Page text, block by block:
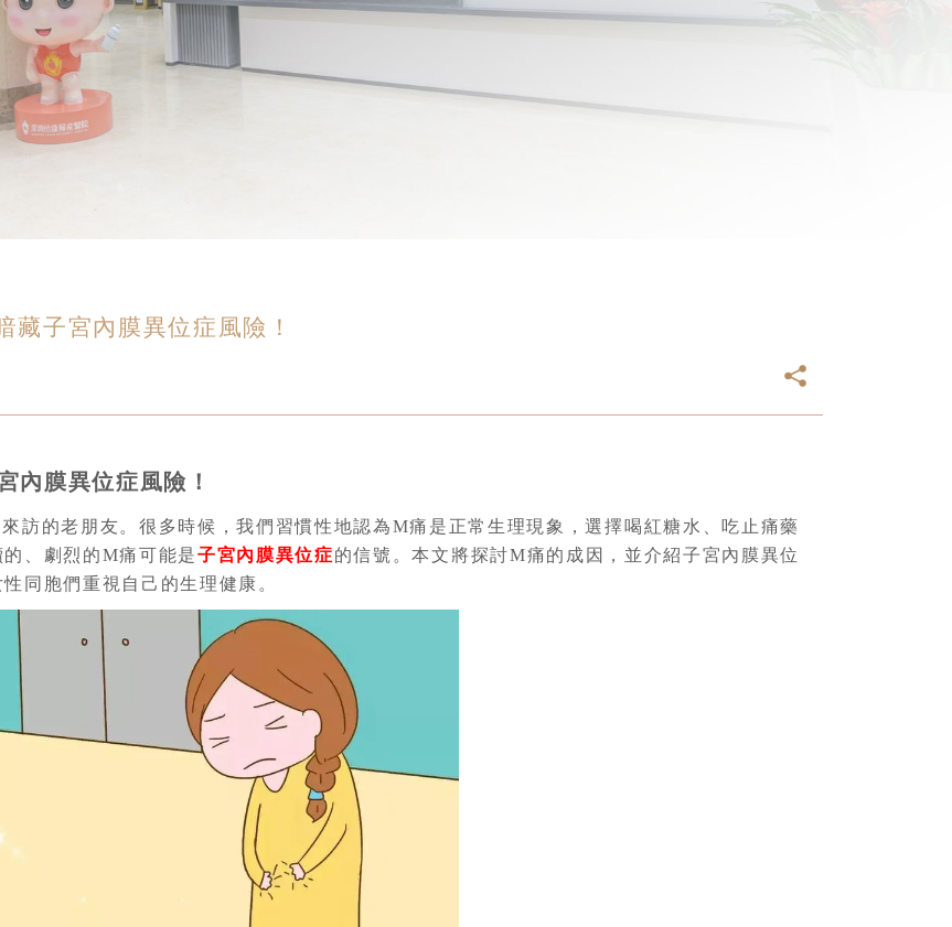
子宮內膜異位症風險！
內膜異位症風險！
訪的老朋友。很多時候，我們習慣性地認為M痛是正常生理現象，選擇喝紅糖水、吃止痛藥
、劇烈的M痛可能是子宮內膜異位症的信號。本文將探討M痛的成因，並介紹子宮內膜異位
同胞們重視自己的生理健康。